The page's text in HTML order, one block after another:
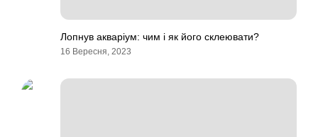
Лопнув акваріум: чим і як його склеювати?
16 Вересня, 2023